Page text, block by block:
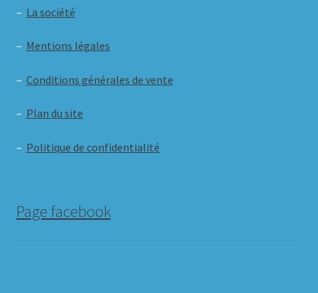
– La société
– Mentions légales
– Conditions générales de vente
– Plan du site
– Politique de confidentialité
Page facebook